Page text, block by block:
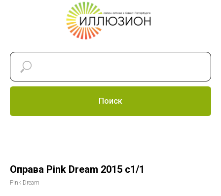
Поиск
Оправа Pink Dream 2015 c1/1
Pink Dream